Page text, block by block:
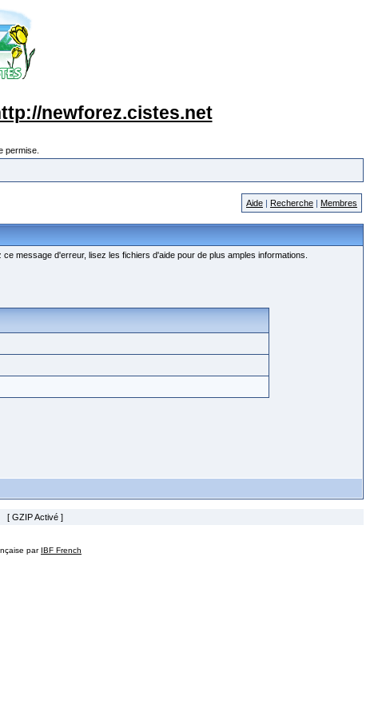
newforez.cistes.net
permise.
Aide | Recherche | Membres
message d'erreur, lisez les fichiers d'aide pour de plus amples informations.
[ GZIP Activé ]
par IBF French